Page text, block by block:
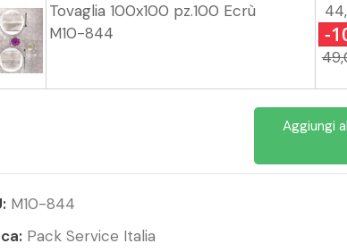
Tovaglia 100x100 pz.100 Ecrù
M10-844
-
Aggiungi
M10-844
Pack Service Italia